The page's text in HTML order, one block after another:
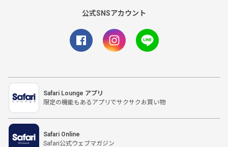
公式SNSアカウント
Safari Lounge アプリ
限定の機能もあるアプリでサクサクお買い物
Safari Online
Safari公式ウェブマガジン